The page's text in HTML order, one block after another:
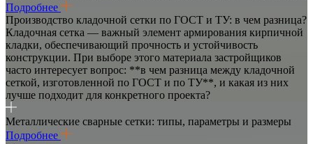
Подробнее
Производство кладочной сетки по ГОСТ и ТУ: в чем разница?
Кладочная сетка — важный элемент армирования кирпичной
кладки, обеспечивающий прочность и устойчивость
конструкции. При выборе этого материала застройщиков
часто интересует вопрос: **в чем разница между кладочной
сеткой, изготовленной по ГОСТ и по ТУ**, и какая из них
лучше подходит для конкретного проекта?
Металлические сварные сетки: типы, параметры и размеры
Подробнее